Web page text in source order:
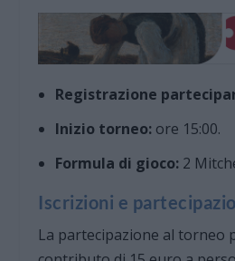
Registrazione
Inizio torneo:ore 15:00.
Formula di gioco:2
Iscrizioni e
La partecipazione al torneo